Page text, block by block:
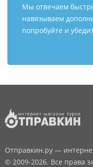
Мы отвечаем
навязываем
попробуйте и
Отправкин.ру —
© 2009-2026. Все права